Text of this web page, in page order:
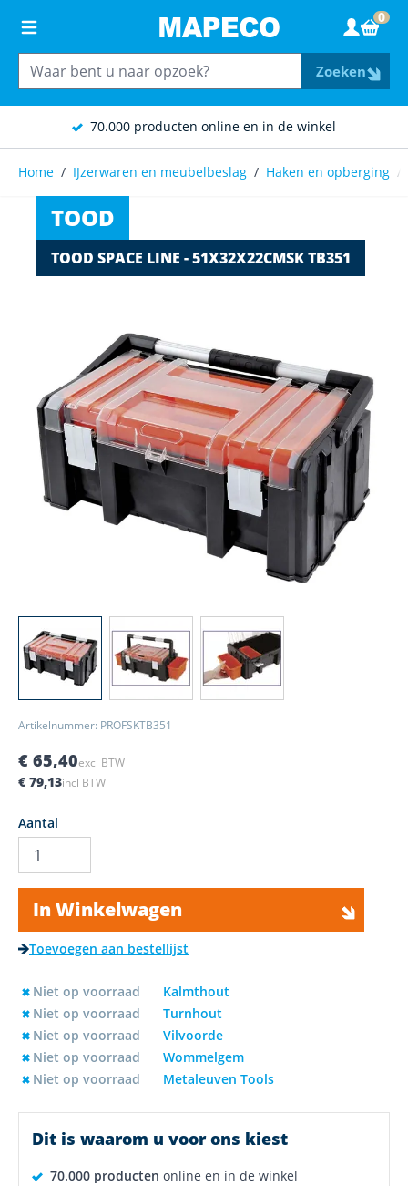
70.000 producten online en in de winkel
Zoeken
0
Home / IJzerwaren en meubelbeslag / Haken en opberging /
TOOD
TOOD SPACE LINE - 51X32X22CMSK TB351
Click to view image in fullscreen
View larger image
View larger imageView larger image
Artikelnummer: PROFSKTB351
€ 65,40excl BTW
€ 79,13incl BTW
Aantal
In Winkelwagen
Toevoegen aan bestellijst
Niet op voorraad
Kalmthout
Niet op voorraad
Turnhout
Niet op voorraad
Vilvoorde
Niet op voorraad
Wommelgem
Niet op voorraad
Metaleuven Tools
Dit is waarom u voor ons kiest
70.000 producten online en in de winkel